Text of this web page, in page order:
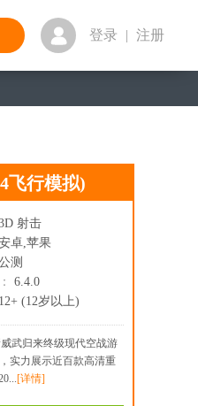
登录 | 注册
飞行模拟)
射击
卓,苹果
测
6.4.0
12+ (12岁以上)
武归来终级现代空战游
实力展示近百款高清重
[详情]